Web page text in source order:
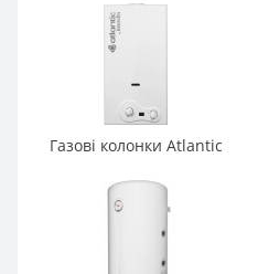
Газові колонки Atlantic